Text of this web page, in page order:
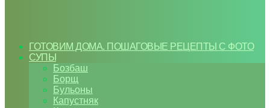
ГОТОВИМ ДОМА. ПОШАГОВЫЕ РЕЦЕПТЫ С ФОТО
СУПЫ
Бозбаш
Борщ
Бульоны
Капустняк